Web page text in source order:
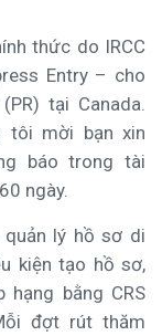
thức do IRCC
Entry – cho
tại Canada.
tôi mời bạn xin
báo trong tài
ngày.
quản lý hồ sơ di
kiện tạo hồ sơ,
bằng CRS
đợt rút thăm